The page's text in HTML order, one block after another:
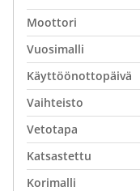
Moottori
Vuosimalli
Käyttöönottopäivä
Vaihteisto
Vetotapa
Katsastettu
Korimalli